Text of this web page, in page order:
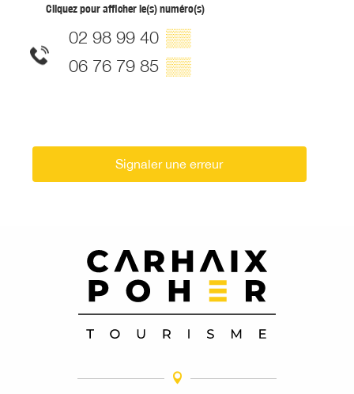
Cliquez pour afficher le(s) numéro(s)
02 98 99 40 ▒▒
06 76 79 85 ▒▒
Signaler une erreur